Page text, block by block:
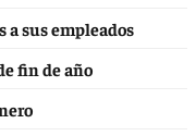
a sus empleados
fin de año